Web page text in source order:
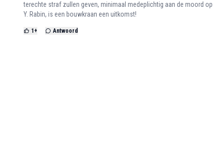
terechte straf zullen geven, minimaal medeplichtig aan de moord op
Y. Rabin, is een bouwkraan een uitkomst!
1 + Antwoord